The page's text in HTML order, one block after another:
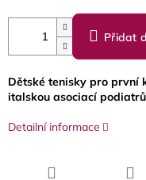
Přidat
Dětské tenisky pro první
italskou asociací
Detailní informace